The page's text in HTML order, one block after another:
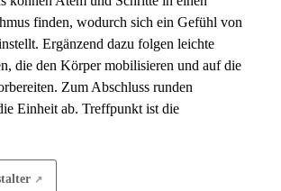
finden, wodurch sich ein Gefühl von
Ergänzend dazu folgen leichte
die den Körper mobilisieren und auf die
Zum Abschluss runden
Einheit ab. Treffpunkt ist die